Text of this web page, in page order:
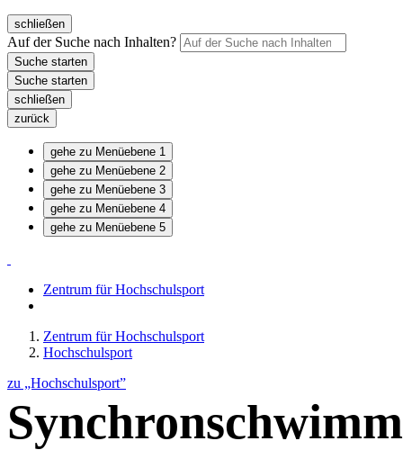
schließen
Auf der Suche nach Inhalten?
schließen
zurück
gehe zu Menüebene 1
gehe zu Menüebene 2
gehe zu Menüebene 3
gehe zu Menüebene 4
gehe zu Menüebene 5
Zentrum für Hochschulsport
Zentrum für Hochschulsport
Hochschulsport
zu „Hochschulsport”